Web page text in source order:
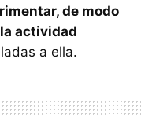
de modo
actividad
a ella.